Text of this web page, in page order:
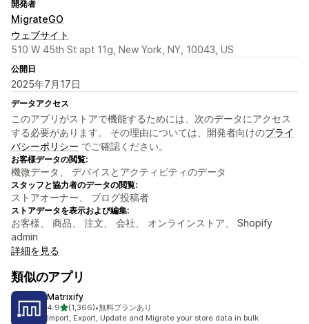
開発者
MigrateGO
ウェブサイト
510 W 45th St apt 11g, New York, NY, 10043, US
公開日
2025年7月17日
データアクセス
このアプリがストアで機能するためには、次のデータにアクセス
する必要があります。 その理由については、開発者向けのプライ
バシーポリシー でご確認ください。
お客様データの閲覧:
機微データ、 デバイスとアクティビティのデータ
スタッフと協力者のデータの閲覧:
ストアオーナー、 ブログ投稿者
ストアデータを表示および編集:
お客様、 商品、 注文、 会社、 オンラインストア、 Shopify
admin
詳細を見る
類似のアプリ
Matrixify
4.95つ星中
(1,366)
合計レビュー数：1366件
•無料プランあり
Import, Export, Update and Migrate your store data in bulk